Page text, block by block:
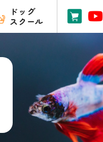
ドッグ
スクール